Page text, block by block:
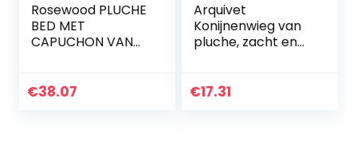
Rosewood PLUCHE
BED MET
CAPUCHON VAN
€38.07
Arquivet
Konijnenwieg van
pluche, zacht en
konijnen en kleine
€17.31